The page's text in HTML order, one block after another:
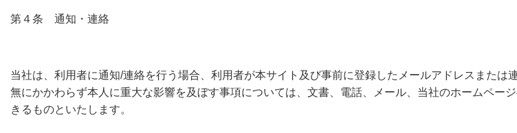
第４条 通知・連絡
当社は、利用者に通知/連絡を行う場合、利用者が本サイト及び事前に登録したメールアドレスまた
無にかかわらず本人に重大な影響を及ぼす事項については、文書、電話、メール、当社のホームペ
きるものといたします。